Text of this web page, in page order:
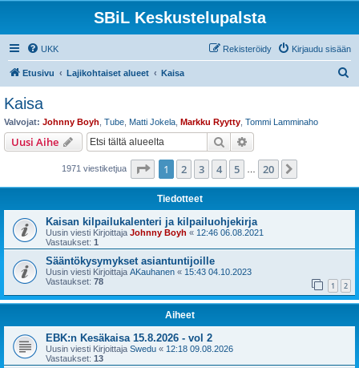
SBiL Keskustelupalsta
UKK Kirjaudu sisään
Rekisteröidy
Etusivu Lajikohtaiset alueet Kaisa
Kaisa
Valvojat: Johnny Boyh Tube Matti Jokela Markku Ryytty Tommi Lamminaho
Uusi Aihe Etsi
1971 viestiketjua Sivu /20
1 2 3 4 5 20
Tiedotteet
Kaisan kilpailukalenteri ja kilpailuohjekirja
Uusin viesti Kirjoittaja Johnny Boyh « 12:46 06.08.2021
Vastaukset: 1
Sääntökysymykset asiantuntijoille
Uusin viesti Kirjoittaja AKauhanen « 15:43 04.10.2023
Vastaukset: 78 1 2
Aiheet
EBK:n Kesäkaisa 15.8.2026 - vol 2
Uusin viesti Kirjoittaja Swedu « 12:18 09.08.2026
Vastaukset: 13